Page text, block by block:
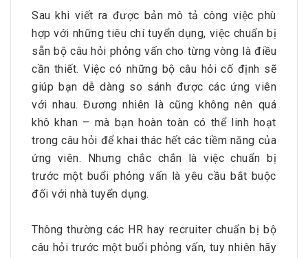
Sau khi viết ra được bản mô tả công việc phù
hợp với những tiêu chí tuyển dụng, việc chuẩn bị
sẵn bộ câu hỏi phỏng vấn cho từng vòng là điều
cần thiết. Việc có những bộ câu hỏi cố định sẽ
giúp bạn dễ dàng so sánh được các ứng viên
với nhau. Đương nhiên là cũng không nên quá
khô khan – mà bạn hoàn toàn có thể linh hoạt
trong câu hỏi để khai thác hết các tiềm năng của
ứng viên. Nhưng chắc chắn là việc chuẩn bị
trước một buổi phỏng vấn là yêu cầu bắt buộc
đối với nhà tuyển dụng.
Thông thường các HR hay recruiter chuẩn bị bộ
câu hỏi trước một buổi phỏng vấn, tuy nhiên hãy